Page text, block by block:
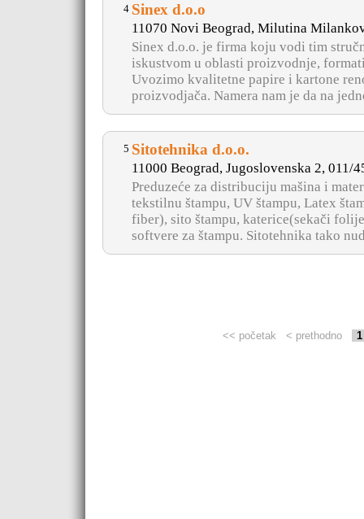
4 Sinex d.o.o
11070 Novi Beograd, Milutina
Sinex d.o.o. je firma koju vodi tim
iskustvom u oblasti proizvodnje,
Uvozimo kvalitetne papire i kartone
proizvodjača. Namera nam je da na
5 Sitotehnika d.o.o.
11000 Beograd, Jugoslovenska 2, 011/
Preduzeće za distribuciju mašina i
tekstilnu štampu, UV štampu, Latex
fiber), sito štampu, katerice(sekači
softvere za štampu. Sitotehnika tako
<< početak < prethodno 1